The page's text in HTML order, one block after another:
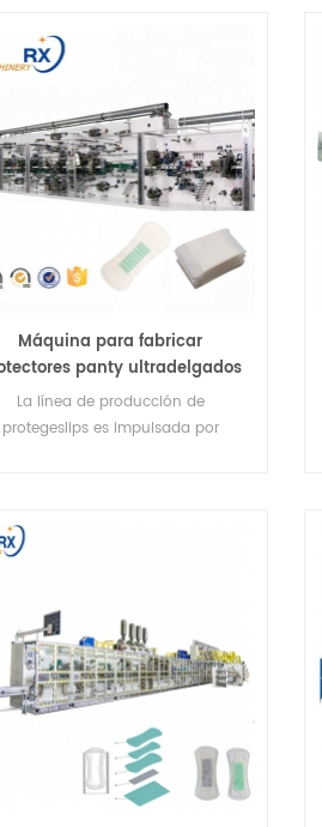
Máquina para fabricar
panty ultradelgados
y económicos para dama a la
venta
La línea de producción de
protegeslips es impulsada por